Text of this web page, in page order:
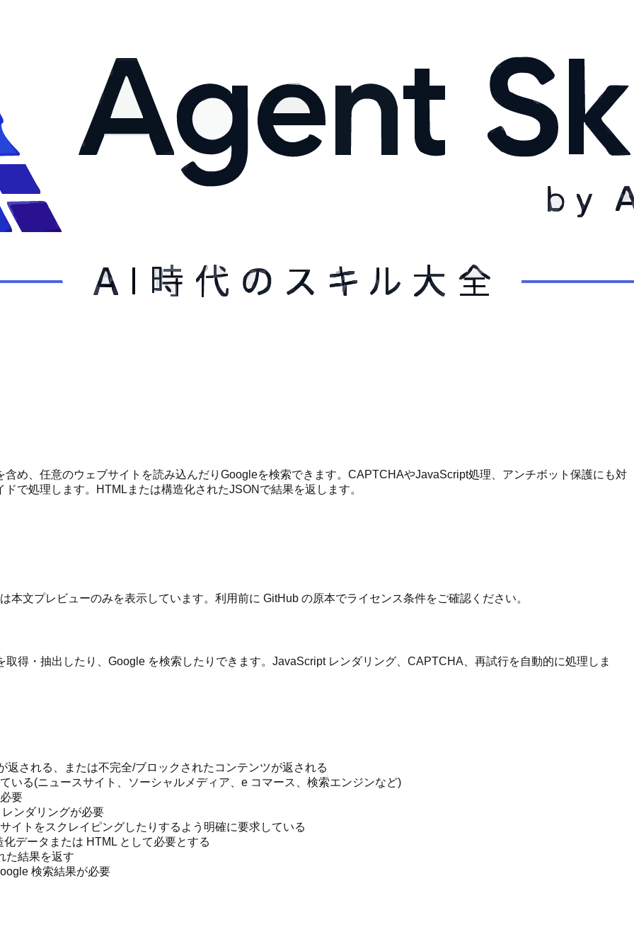
め、任意のウェブサイトを読み込んだりGoogleを検索できます。CAPTCHAやJavaScript処理、アンチボット保護にも対
で処理します。HTMLまたは構造化されたJSONで結果を返します。
本文プレビューのみを表示しています。利用前に GitHub の原本でライセンス条件をご確認ください。
得・抽出したり、Google を検索したりできます。JavaScript レンダリング、CAPTCHA、再試行を自動的に処理しま
される、または不完全/ブロックされたコンテンツが返される
いる(ニュースサイト、ソーシャルメディア、e コマース、検索エンジンなど)
要
ンダリングが必要
イトをスクレイピングしたりするよう明確に要求している
データまたは HTML として必要とする
た結果を返す
検索結果が必要